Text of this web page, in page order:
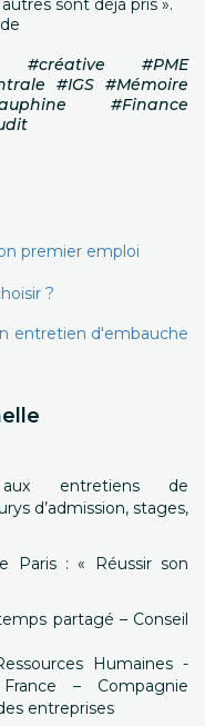
sont déjà pris ».
#PME
#IGS #Mémoire
#Finance
premier emploi
?
entretien d'embauche
aux entretiens de
d’admission, stages,
Paris : « Réussir son
partagé – Conseil
Humaines -
– Compagnie
entreprises